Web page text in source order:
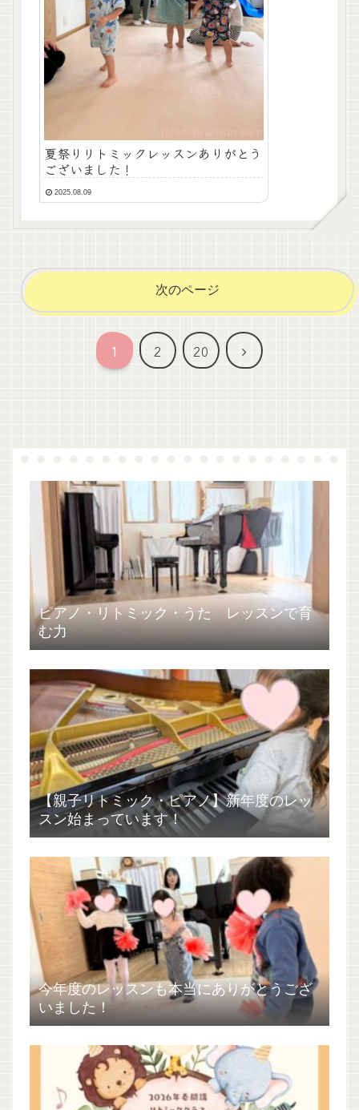
夏祭りリトミックレッスンありがとう
ございました！
2025.08.09
次のページ
1 2 20
次
ピアノ・リトミック・うた レッスンで育
む力
【親子リトミック・ピアノ】新年度のレッ
スン始まっています！
今年度のレッスンも本当にありがとうござ
いました！